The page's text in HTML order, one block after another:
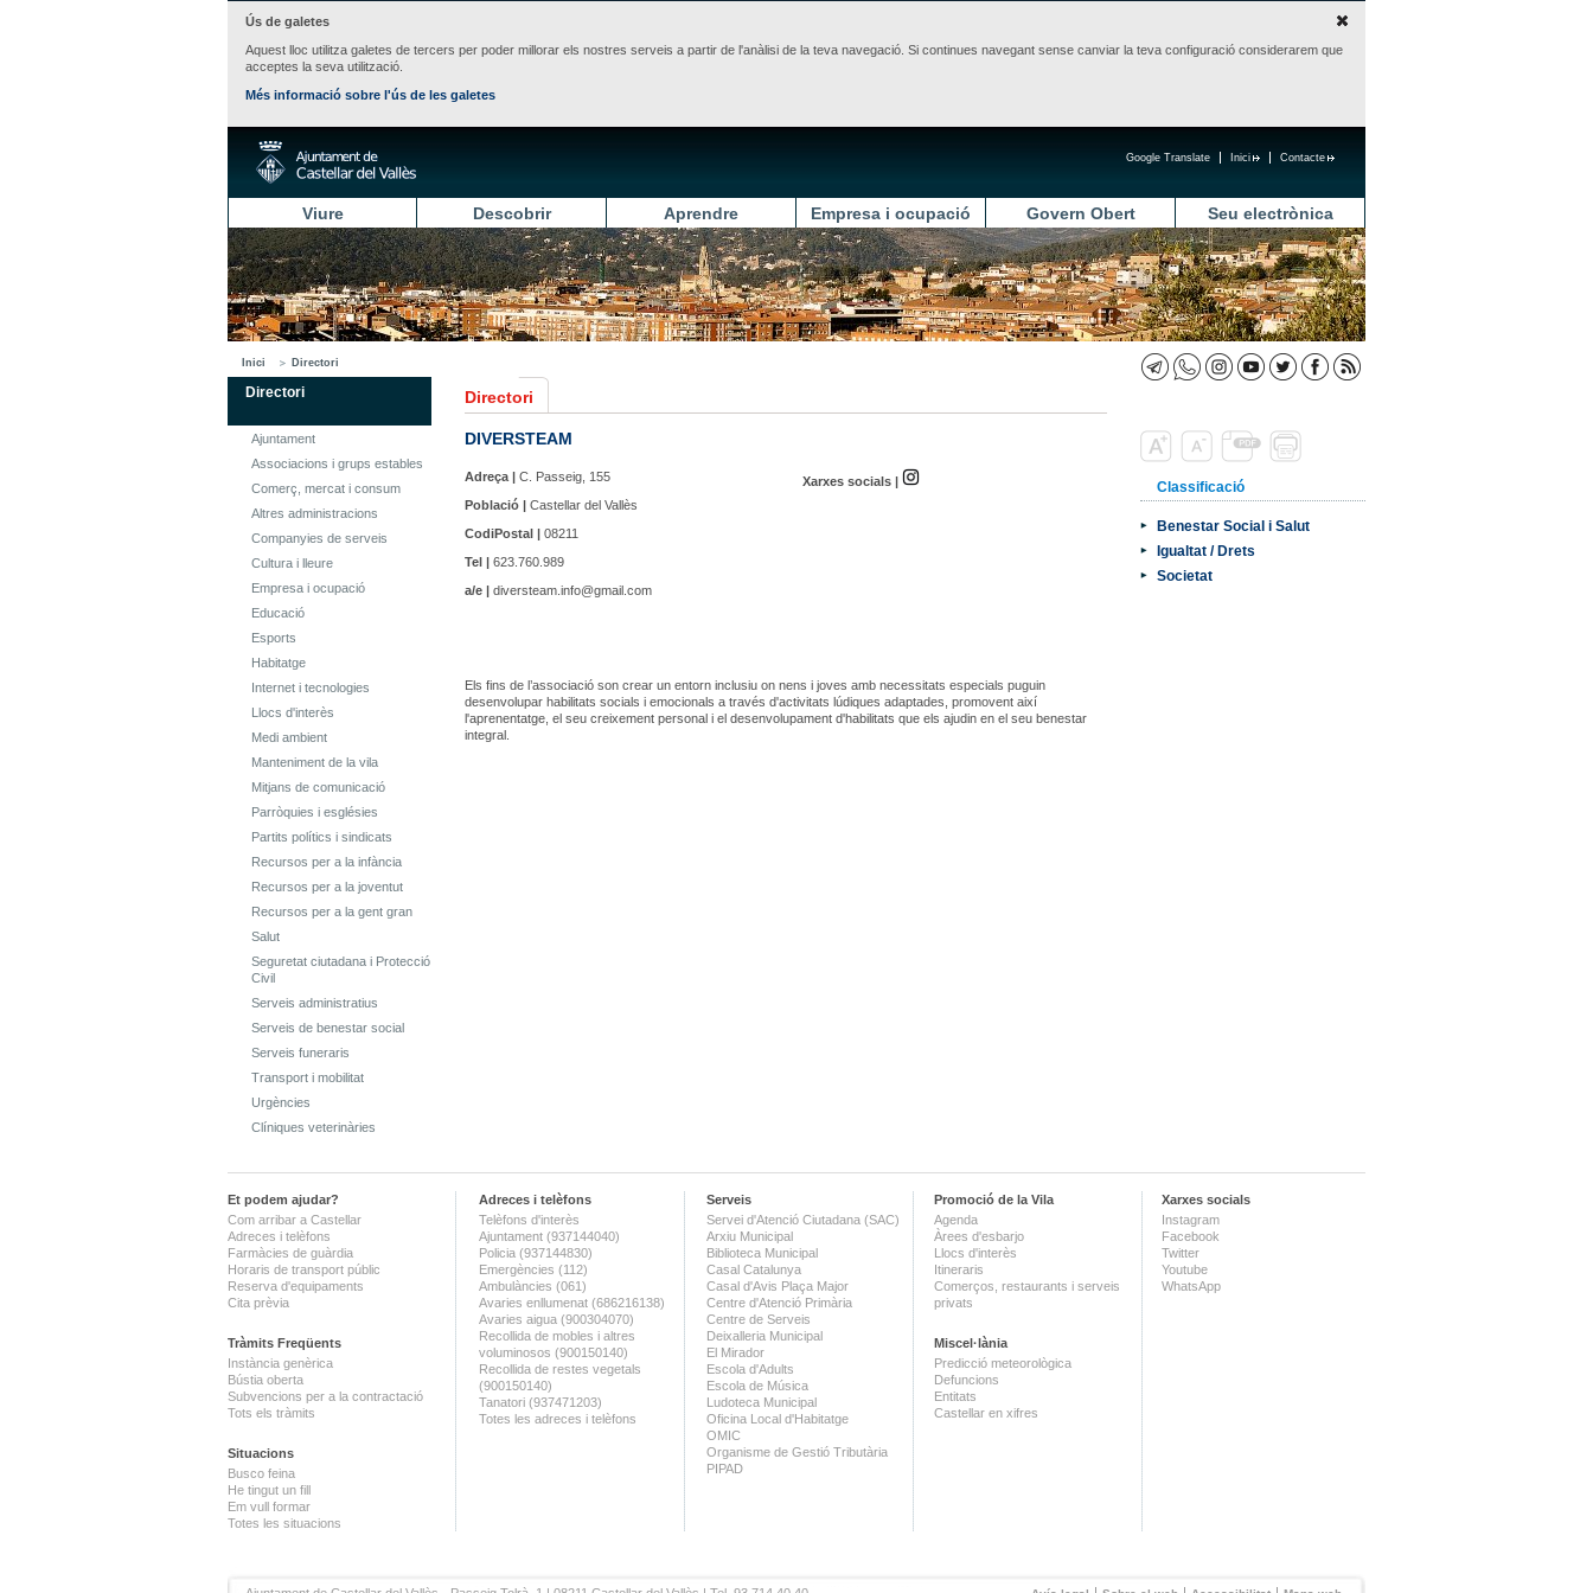
Ús de galetes
Aquest lloc utilitza galetes de tercers per poder millorar els nostres serveis a partir de l'anàlisi de la teva navegació. Si continues navegant sense canviar la teva configuració considerarem que
acceptes la seva utilització.
Més informació sobre l'ús de les galetes
Contacte
Inici
Google Translate
Viure Descobrir Aprendre Empresa i ocupació Govern Obert Seu electrònica
Inici Directori
Directori
Ajuntament
Associacions i grups estables
Comerç, mercat i consum
Altres administracions
Companyies de serveis
Cultura i lleure
Empresa i ocupació
Educació
Esports
Habitatge
Internet i tecnologies
Llocs d'interès
Medi ambient
Manteniment de la vila
Mitjans de comunicació
Parròquies i esglésies
Partits polítics i sindicats
Recursos per a la infància
Recursos per a la joventut
Recursos per a la gent gran
Salut
Seguretat ciutadana i Protecció
Civil
Serveis administratius
Serveis de benestar social
Serveis funeraris
Transport i mobilitat
Urgències
Clíniques veterinàries
Directori
DIVERSTEAM
Adreça | C. Passeig, 155
Població | Castellar del Vallès
CodiPostal | 08211
Tel | 623.760.989
a/e | diversteam.info@gmail.com
Xarxes socials |
Els fins de l’associació son crear un entorn inclusiu on nens i joves amb necessitats especials puguin
desenvolupar habilitats socials i emocionals a través d'activitats lúdiques adaptades, promovent així
l'aprenentatge, el seu creixement personal i el desenvolupament d'habilitats que els ajudin en el seu benestar
integral.
Classificació
Benestar Social i Salut
Igualtat / Drets
Societat
Et podem ajudar?
Com arribar a Castellar
Adreces i telèfons
Farmàcies de guàrdia
Horaris de transport públic
Reserva d'equipaments
Cita prèvia
Tràmits Freqüents
Instància genèrica
Bústia oberta
Subvencions per a la contractació
Tots els tràmits
Situacions
Busco feina
He tingut un fill
Em vull formar
Totes les situacions
Adreces i telèfons
Telèfons d'interès
Ajuntament (937144040)
Policia (937144830)
Emergències (112)
Ambulàncies (061)
Avaries enllumenat (686216138)
Avaries aigua (900304070)
Recollida de mobles i altres
voluminosos (900150140)
Recollida de restes vegetals
(900150140)
Tanatori (937471203)
Totes les adreces i telèfons
Serveis
Servei d'Atenció Ciutadana (SAC)
Arxiu Municipal
Biblioteca Municipal
Casal Catalunya
Casal d'Avis Plaça Major
Centre d'Atenció Primària
Centre de Serveis
Deixalleria Municipal
El Mirador
Escola d'Adults
Escola de Música
Ludoteca Municipal
Oficina Local d'Habitatge
OMIC
Organisme de Gestió Tributària
PIPAD
Promoció de la Vila
Agenda
Àrees d'esbarjo
Llocs d'interès
Itineraris
Comerços, restaurants i serveis
privats
Miscel·lània
Predicció meteorològica
Defuncions
Entitats
Castellar en xifres
Xarxes socials
Instagram
Facebook
Twitter
Youtube
WhatsApp